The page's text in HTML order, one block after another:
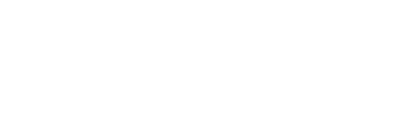
kati ya 5, tathmini 36